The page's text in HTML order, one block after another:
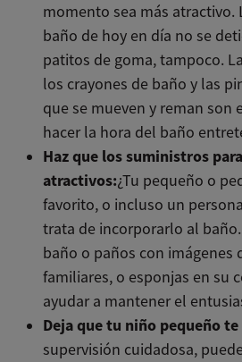
momento sea más atractivo.
baño de hoy en día no se
patitos de goma, tampoco.
los crayones de baño y las
que se mueven y reman son
hacer la hora del baño
Haz que los suministros
atractivos:¿Tu pequeño o
favorito, o incluso un
trata de incorporarlo al
baño o paños con imágenes
familiares, o esponjas en su
ayudar a mantener el
Deja que tu niño pequeño te
supervisión cuidadosa,